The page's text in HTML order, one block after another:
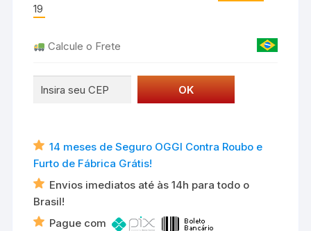
19
Calcule o Frete
14 meses de Seguro OGGI Contra Roubo e
Furto de Fábrica Grátis!
Envios imediatos até às 14h para todo o
Brasil!
Pague com